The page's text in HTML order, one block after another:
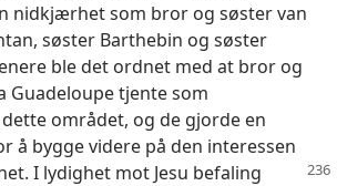
nidkjærhet som bror og søster van
søster Barthebin og søster
ble det ordnet med at bror og
Guadeloupe tjente som
området, og de gjorde en
å bygge videre på den interessen
I lydighet mot Jesu befaling